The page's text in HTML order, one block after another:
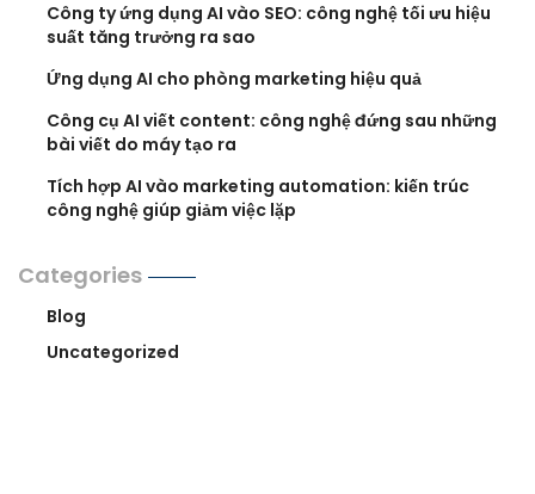
Công ty ứng dụng AI vào SEO: công nghệ tối ưu hiệu
suất tăng trưởng ra sao
Ứng dụng AI cho phòng marketing hiệu quả
Công cụ AI viết content: công nghệ đứng sau những
bài viết do máy tạo ra
Tích hợp AI vào marketing automation: kiến trúc
công nghệ giúp giảm việc lặp
Categories
Blog
Uncategorized